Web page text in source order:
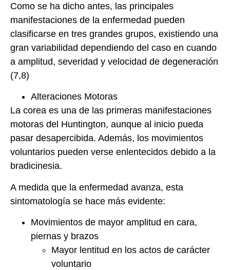
Como se ha dicho antes, las principales
manifestaciones de la enfermedad pueden
clasificarse en tres grandes grupos, existiendo una
gran variabilidad dependiendo del caso en cuando
a amplitud, severidad y velocidad de degeneración
(7,8)
Alteraciones Motoras
La corea es una de las primeras manifestaciones
motoras del Huntington, aunque al inicio pueda
pasar desapercibida. Además, los movimientos
voluntarios pueden verse enlentecidos debido a la
bradicinesia.
A medida que la enfermedad avanza, esta
sintomatología se hace más evidente:
Movimientos de mayor amplitud en cara,
piernas y brazos
Mayor lentitud en los actos de carácter
voluntario